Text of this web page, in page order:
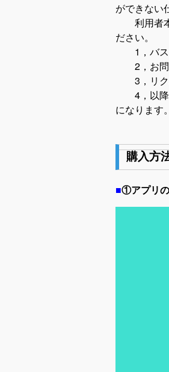
ができない
利用者本
ださい。
1，バス
2，お問
3，リク
4，以降
になります。
購入方
■①アプリ